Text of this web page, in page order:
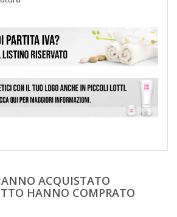
ACQUISTATO
HANNO COMPRATO